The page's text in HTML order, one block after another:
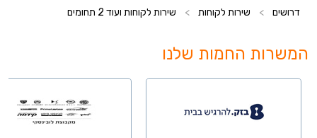
דרושים > שירות לקוחות > שירות לקוחות ועוד 2 תחומים
המשרות החמות שלנו